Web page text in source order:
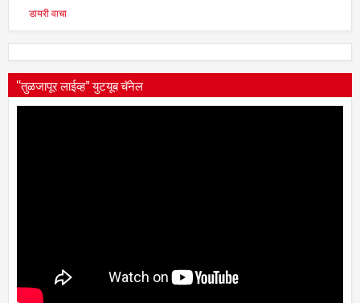
डायरी वाचा
“तुळजापूर लाईव्ह” युटयूब चॅनेल